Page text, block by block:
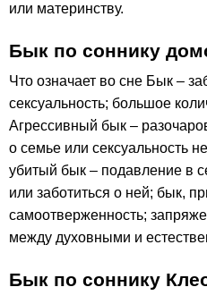
или материнству.
Бык по соннику
Что означает во сне Бык –
сексуальность; большое
Агрессивный бык –
о семье или сексуальность
убитый бык – подавление в
или заботиться о ней; бык,
самоотверженность;
между духовными и
Бык по соннику